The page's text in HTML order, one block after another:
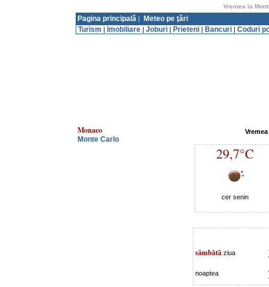
Vremea la
Pagina principală |
Meteo pe ţări
Turism | Imobiliare | Joburi | Prieteni | Bancuri | Coduri
Monaco
Monte Carlo
29,7°C
cer senin
sâmbătă ziua
noaptea